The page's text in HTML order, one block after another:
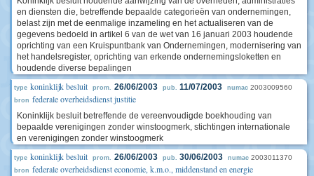
en diensten die, betreffende bepaalde categorieën van ondernemingen,
belast zijn met de eenmalige inzameling en het actualiseren van de
gegevens bedoeld in artikel 6 van de wet van 16 januari 2003 houdende
oprichting van een Kruispuntbank van Ondernemingen, modernisering van
het handelsregister, oprichting van erkende ondernemingsloketten en
houdende diverse bepalingen
type koninklijk besluit prom. 26/06/2003 pub. 11/07/2003 numac 2003009560
bron federale overheidsdienst justitie
Koninklijk besluit betreffende de vereenvoudigde boekhouding van
bepaalde verenigingen zonder winstoogmerk, stichtingen internationale
en verenigingen zonder winstoogmerk
type koninklijk besluit prom. 26/06/2003 pub. 30/06/2003 numac 2003011370
bron federale overheidsdienst economie, k.m.o., middenstand en energie